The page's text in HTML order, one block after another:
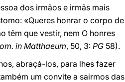
dos irmãos e irmãs mais
«Queres honrar o corpo de
têm que vestir, nem O honres
in Matthaeum, 50, 3: PG 58).
abraçá-los, para lhes fazer
um convite a sairmos das